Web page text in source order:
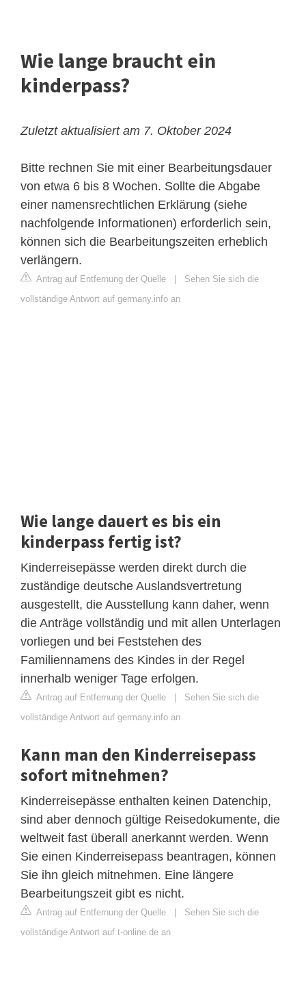
Wie lange braucht ein
kinderpass?
Zuletzt aktualisiert am 7. Oktober 2024
Bitte rechnen Sie mit einer Bearbeitungsdauer
von etwa 6 bis 8 Wochen. Sollte die Abgabe
einer namensrechtlichen Erklärung (siehe
nachfolgende Informationen) erforderlich sein,
können sich die Bearbeitungszeiten erheblich
verlängern.
Antrag auf Entfernung der Quelle
Sehen Sie sich die
vollständige Antwort auf germany.info an
Wie lange dauert es bis ein
kinderpass fertig ist?
Kinderreisepässe werden direkt durch die
zuständige deutsche Auslandsvertretung
ausgestellt, die Ausstellung kann daher, wenn
die Anträge vollständig und mit allen Unterlagen
vorliegen und bei Feststehen des
Familiennamens des Kindes in der Regel
innerhalb weniger Tage erfolgen.
Antrag auf Entfernung der Quelle
Sehen Sie sich die
vollständige Antwort auf germany.info an
Kann man den Kinderreisepass
sofort mitnehmen?
Kinderreisepässe enthalten keinen Datenchip,
sind aber dennoch gültige Reisedokumente, die
weltweit fast überall anerkannt werden. Wenn
Sie einen Kinderreisepass beantragen, können
Sie ihn gleich mitnehmen. Eine längere
Bearbeitungszeit gibt es nicht.
Antrag auf Entfernung der Quelle
Sehen Sie sich die
vollständige Antwort auf t-online.de an